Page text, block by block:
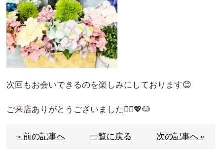
次回もお会いできるのを楽しみにしております😊
ご来店ありがとうございました🙇‍♀️💖🐶
« 前の記事へ 一覧に戻る 次の記事へ »